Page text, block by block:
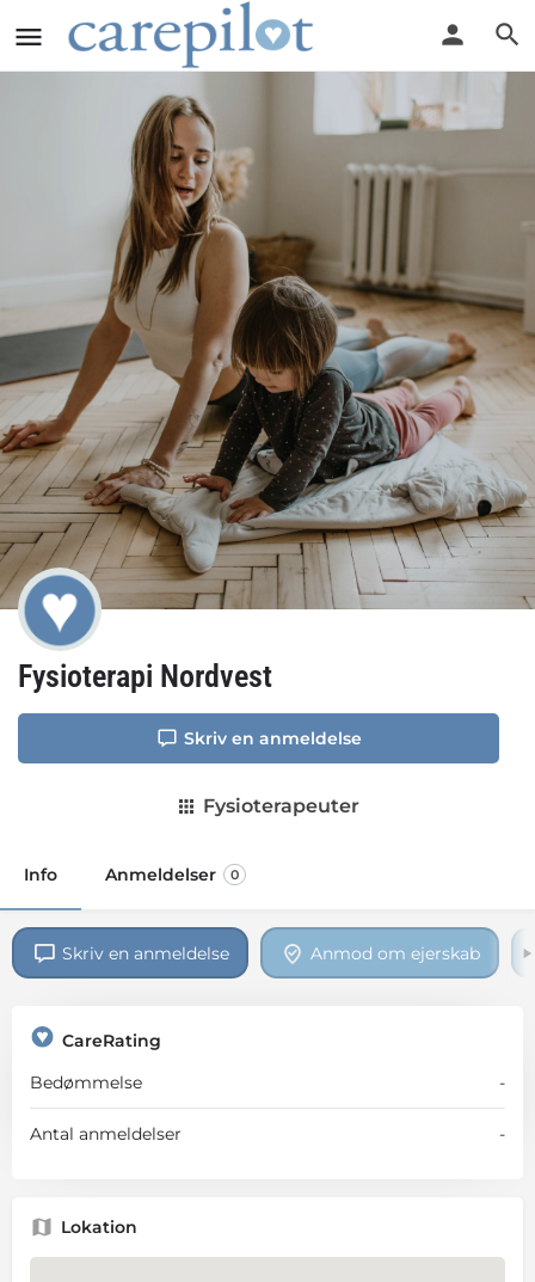
Fysioterapi Nordvest
Skriv en anmeldelse
Fysioterapeuter
Info Anmeldelser 0
Skriv en anmeldelse Anmod om ejerskab
CareRating
Bedømmelse
-
Antal anmeldelser -
Lokation